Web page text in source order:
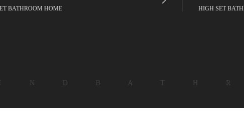
BATHROOM HOME HIGH SET
N D B A T H R